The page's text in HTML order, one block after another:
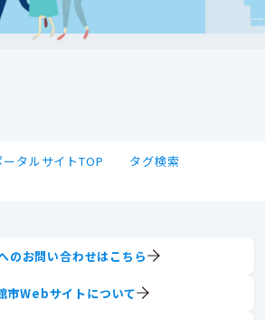
タルサイトTOP
タグ検索
のお問い合わせはこちら
市Webサイトについて